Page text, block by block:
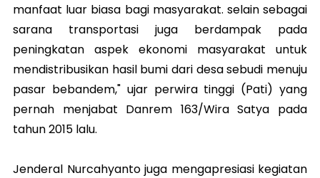
manfaat luar biasa bagi masyarakat. selain sebagai
sarana transportasi juga berdampak pada
peningkatan aspek ekonomi masyarakat untuk
mendistribusikan hasil bumi dari desa sebudi menuju
pasar bebandem," ujar perwira tinggi (Pati) yang
pernah menjabat Danrem 163/Wira Satya pada
tahun 2015 lalu.
Jenderal Nurcahyanto juga mengapresiasi kegiatan